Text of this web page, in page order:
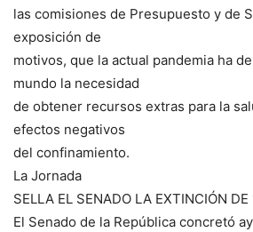
las comisiones de Presupuesto y de
exposición de
motivos, que la actual pandemia ha
mundo la necesidad
de obtener recursos extras para la
efectos negativos
del confinamiento.
La Jornada
SELLA EL SENADO LA EXTINCIÓN
El Senado de la República concretó